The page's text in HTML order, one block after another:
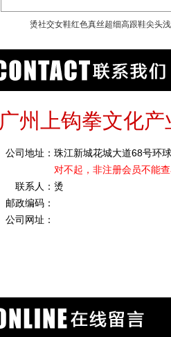
烫社交女鞋红色真丝超细高跟鞋尖头
广州上钩拳文化
公司地址： 珠江新城花城大道68号环
对不起，非注册会员不能
联系人： 烫
邮政编码：
公司网址：